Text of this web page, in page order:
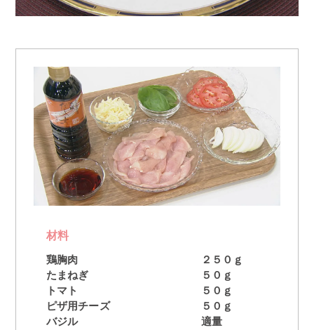
材料
鶏胸肉
２５０ｇ
たまねぎ
５０ｇ
トマト
５０ｇ
ピザ用チーズ
５０ｇ
バジル
適量